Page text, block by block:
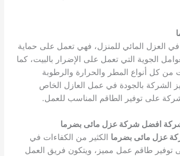
في العزل المائي للمنزل، فهي تعمل على حماية
الجوية التي تعمل على الإضرار بالبيت، كما
من كل أنواع المطر والحرارة والرطوبة
الشركة بالجودة في عمل العازل الخاص
على توفير الطاقم المناسب للعمل.
افضل شركة عزل مائى بضرما
عزل مائى بضرما الكثير من الكفاءات في
توفير طاقم عمل مميز، ويتكون فريق العمل